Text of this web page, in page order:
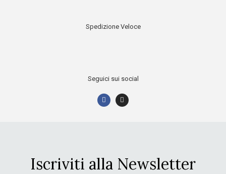
Spedizione Veloce
Seguici sui social
Iscriviti alla Newsletter